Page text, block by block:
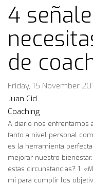
4
de
Friday, 15 November
Juan Cid
Coaching
A diario nos enfrentamos
tanto a nivel personal
es la herramienta
mejorar nuestro
estas circunstancias? 1.
mí para cumplir los